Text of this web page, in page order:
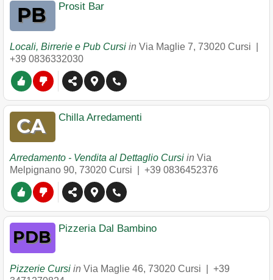
Prosit Bar
Locali, Birrerie e Pub Cursi in Via Maglie 7, 73020 Cursi
+39 0836332030
Chilla Arredamenti
Arredamento - Vendita al Dettaglio Cursi in Via
Melpignano 90, 73020 Cursi +39 0836452376
Pizzeria Dal Bambino
Pizzerie Cursi in Via Maglie 46, 73020 Cursi
+39